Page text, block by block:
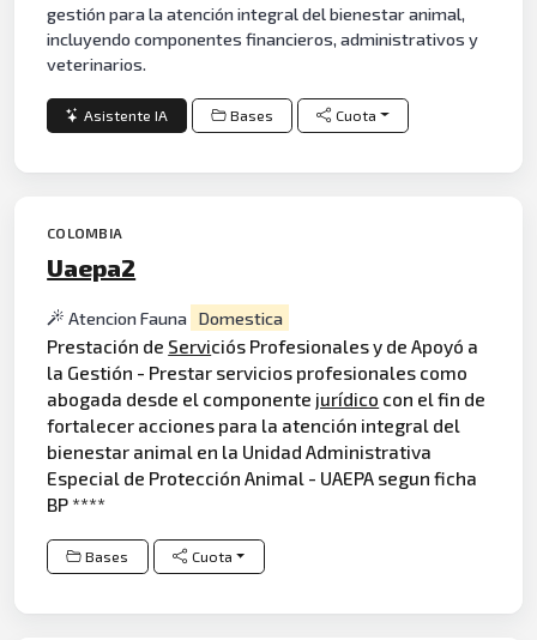
gestión para la atención integral del bienestar animal,
incluyendo componentes financieros, administrativos y
veterinarios.
Asistente IA Bases Cuota
COLOMBIA
Uaepa2
Atencion Fauna Domestica
Prestación de Serviciós Profesionales y de Apoyó a
la Gestión - Prestar servicios profesionales como
abogada desde el componente jurídico con el fin de
fortalecer acciones para la atención integral del
bienestar animal en la Unidad Administrativa
Especial de Protección Animal - UAEPA segun ficha
BP ****
Bases Cuota